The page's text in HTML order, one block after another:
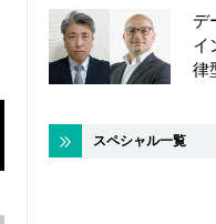
デ
イ
律
スペシャル一覧